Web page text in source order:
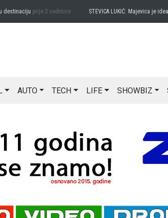
prije 3 sedmice STEVICA LUKIĆ: Majevica je
AUTO TECH LIFE SHOWBIZ